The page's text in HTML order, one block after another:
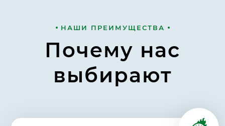
НАШИ ПРЕИМУЩЕСТВА
Почему нас
выбирают